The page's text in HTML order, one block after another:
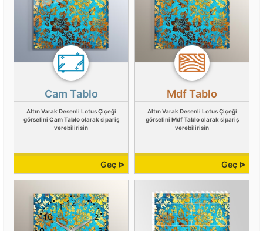
Cam Tablo
Altın Varak Desenli Lotus Çiçeği
görselini Cam Tabloolarak sipariş
verebilirisin
Geç ⊳
Mdf Tablo
Altın Varak Desenli Lotus Çiçeği
görselini Mdf Tabloolarak sipariş
verebilirisin
Geç ⊳